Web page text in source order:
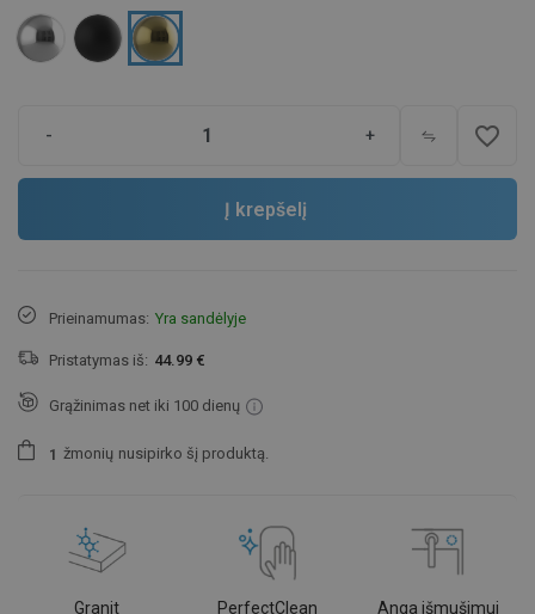
- + favorite_border
Į krepšelį
Prieinamumas: Yra sandėlyje
Pristatymas iš: 44.99 €
Grąžinimas net iki 100 dienų
1 žmonių nusipirko šį produktą.
Granit PerfectClean Anga išmušimui